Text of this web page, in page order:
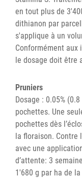
en tout plus de
dithianon par
s'applique à un
Conformément aux
le dosage doit être
Pruniers
Dosage : 0.05%
pochettes. Une
pochettes dès
la floraison. Contre
avec une
d’attente: 3
1'680 g par ha de